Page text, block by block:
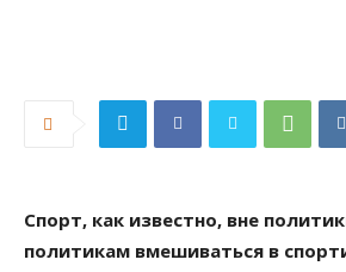
Спорт, как известно, вне
политикам вмешиваться в